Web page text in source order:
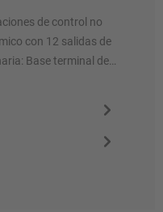
de control no
con 12 salidas de
Base terminal de…